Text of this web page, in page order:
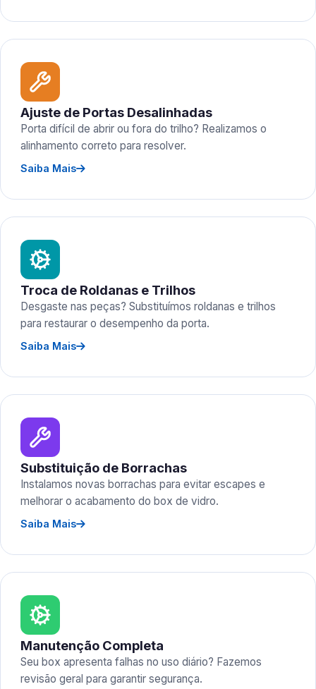
Ajuste de Portas Desalinhadas
Porta difícil de abrir ou fora do trilho? Realizamos o
alinhamento correto para resolver.
Saiba Mais
Troca de Roldanas e Trilhos
Desgaste nas peças? Substituímos roldanas e trilhos
para restaurar o desempenho da porta.
Saiba Mais
Substituição de Borrachas
Instalamos novas borrachas para evitar escapes e
melhorar o acabamento do box de vidro.
Saiba Mais
Manutenção Completa
Seu box apresenta falhas no uso diário? Fazemos
revisão geral para garantir segurança.